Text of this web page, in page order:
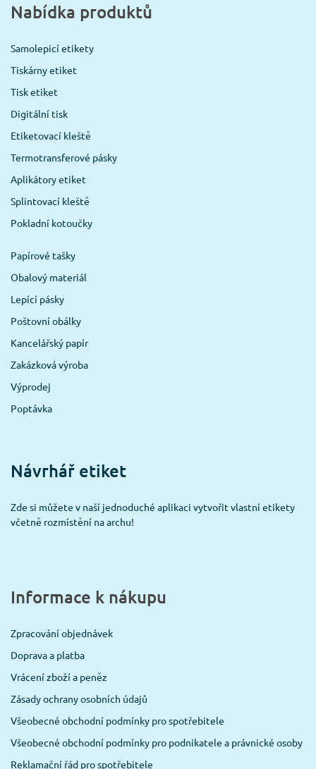
Nabídka produktů
Samolepicí etikety
Tiskárny etiket
Tisk etiket
Digitální tisk
Etiketovací kleště
Termotransferové pásky
Aplikátory etiket
Splintovací kleště
Pokladní kotoučky
Papírové tašky
Obalový materiál
Lepící pásky
Poštovní obálky
Kancelářský papír
Zakázková výroba
Výprodej
Poptávka
Návrhář etiket
Zde si můžete v naší jednoduché aplikaci vytvořit vlastní etikety
včetně rozmístění na archu!
Informace k nákupu
Zpracování objednávek
Doprava a platba
Vrácení zboží a peněz
Zásady ochrany osobních údajů
Všeobecné obchodní podmínky pro spotřebitele
Všeobecné obchodní podmínky pro podnikatele a právnické osoby
Reklamační řád pro spotřebitele